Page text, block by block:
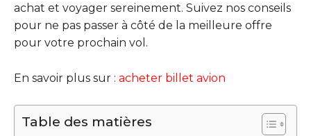
achat et voyager sereinement. Suivez nos conseils
pour ne pas passer à côté de la meilleure offre
pour votre prochain vol.
En savoir plus sur : acheter billet avion
Table des matières